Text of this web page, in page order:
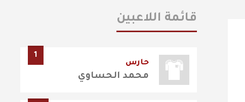
قائمة اللاعبين
1
حارس
محمد الحساوي